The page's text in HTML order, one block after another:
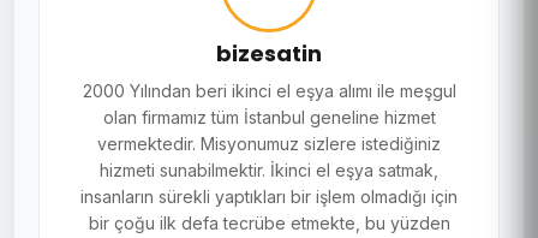
bizesatin
2000 Yılından beri ikinci el eşya alımı ile meşgul
olan firmamız tüm İstanbul geneline hizmet
vermektedir. Misyonumuz sizlere istediğiniz
hizmeti sunabilmektir. İkinci el eşya satmak,
insanların sürekli yaptıkları bir işlem olmadığı için
bir çoğu ilk defa tecrübe etmekte, bu yüzden